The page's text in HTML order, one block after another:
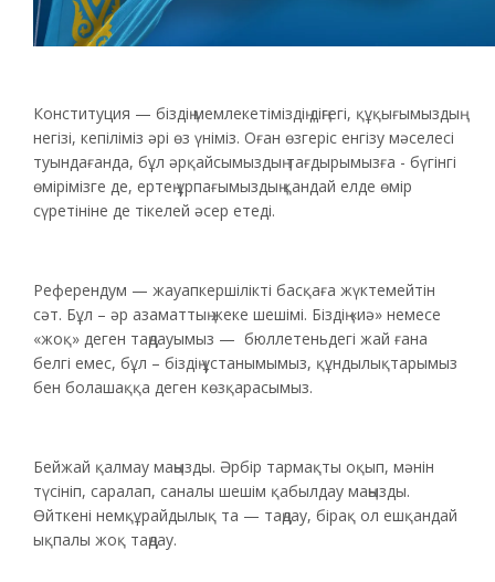
Конституция — біздің мемлекетіміздің діңгегі, құқығымыздың
негізі, кепіліміз әрі өз үніміз. Оған өзгеріс енгізу мәселесі
туындағанда, бұл әрқайсымыздың тағдырымызға - бүгінгі
өмірімізге де, ертең ұрпағымыздың қандай елде өмір
сүретініне де тікелей әсер етеді.
Референдум — жауапкершілікті басқаға жүктемейтін
сәт. Бұл – әр азаматтың жеке шешімі. Біздің «иә» немесе
«жоқ» деген таңдауымыз — бюллетеньдегі жай ғана
белгі емес, бұл – біздің ұстанымымыз, құндылықтарымыз
бен болашаққа деген көзқарасымыз.
Бейжай қалмау маңызды. Әрбір тармақты оқып, мәнін
түсініп, саралап, саналы шешім қабылдау маңызды.
Өйткені немқұрайдылық та — таңдау, бірақ ол ешқандай
ықпалы жоқ таңдау.